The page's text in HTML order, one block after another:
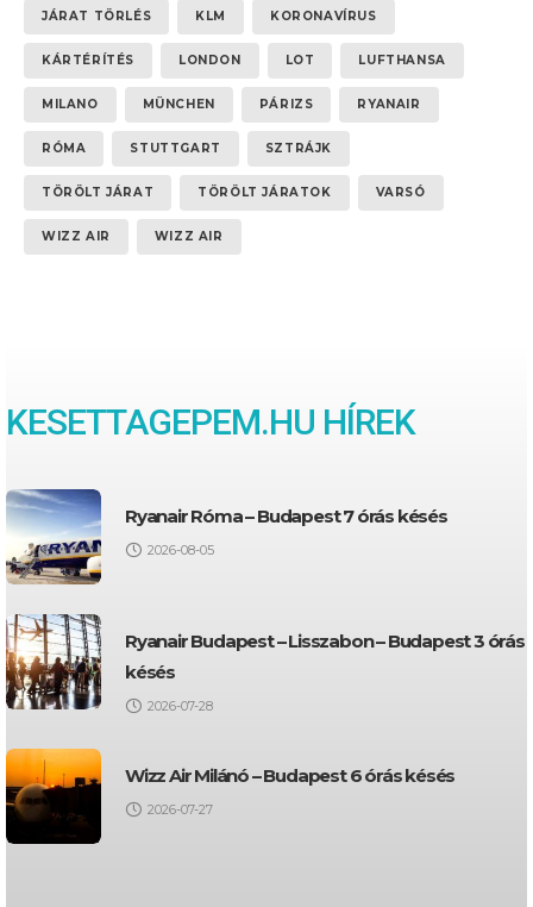
JÁRAT TÖRLÉS KLM KORONAVÍRUS
KÁRTÉRÍTÉS LONDON LOT LUFTHANSA
MILANO MÜNCHEN PÁRIZS RYANAIR
RÓMA STUTTGART SZTRÁJK
TÖRÖLT JÁRAT TÖRÖLT JÁRATOK VARSÓ
WIZZ AIR WIZZ AIR
KESETTAGEPEM.HU HÍREK
Ryanair Róma – Budapest 7 órás késés
2026-08-05
Ryanair Budapest – Lisszabon – Budapest 3 órás
késés
2026-07-28
Wizz Air Milánó – Budapest 6 órás késés
2026-07-27